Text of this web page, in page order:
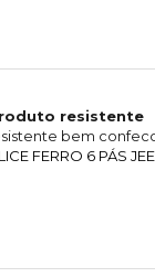
resistente
bem
FERRO 6 PÁS